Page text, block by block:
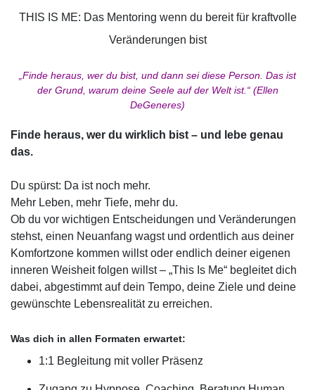
THIS IS ME: Das Mentoring wenn du bereit für kraftvolle
Veränderungen bist
„Finde heraus, wer du bist, und dann sei diese Person. Das ist
der Grund, warum deine Seele auf der Welt ist.“ (Ellen
DeGeneres)
Finde heraus, wer du wirklich bist – und lebe genau
das.
Du spürst: Da ist noch mehr.
Mehr Leben, mehr Tiefe, mehr du.
Ob du vor wichtigen Entscheidungen und Veränderungen
stehst, einen Neuanfang wagst und ordentlich aus deiner
Komfortzone kommen willst oder endlich deiner eigenen
inneren Weisheit folgen willst – „This Is Me“ begleitet dich
dabei, abgestimmt auf dein Tempo, deine Ziele und deine
gewünschte Lebensrealität zu erreichen.
Was dich in allen Formaten erwartet:
1:1 Begleitung mit voller Präsenz